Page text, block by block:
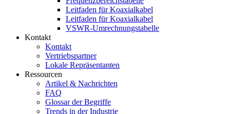
Leitfaden für Koaxialkabel
Leitfaden für Koaxialkabel
VSWR-Umrechnungstabelle
Kontakt
Kontakt
Vertriebspartner
Lokale Repräsentanten
Ressourcen
Artikel & Nachrichten
FAQ
Glossar der Begriffe
Trends in der Industrie